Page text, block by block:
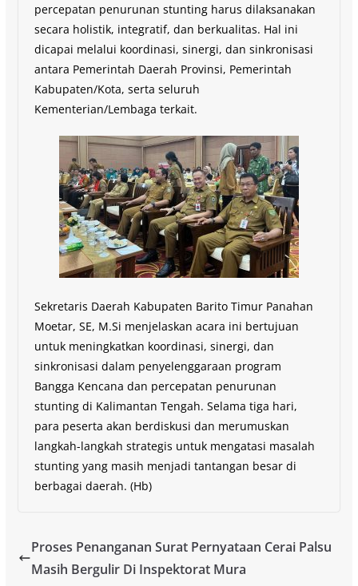
percepatan penurunan stunting harus dilaksanakan
secara holistik, integratif, dan berkualitas. Hal ini
dicapai melalui koordinasi, sinergi, dan sinkronisasi
antara Pemerintah Daerah Provinsi, Pemerintah
Kabupaten/Kota, serta seluruh
Kementerian/Lembaga terkait.
Sekretaris Daerah Kabupaten Barito Timur Panahan
Moetar, SE, M.Si menjelaskan acara ini bertujuan
untuk meningkatkan koordinasi, sinergi, dan
sinkronisasi dalam penyelenggaraan program
Bangga Kencana dan percepatan penurunan
stunting di Kalimantan Tengah. Selama tiga hari,
para peserta akan berdiskusi dan merumuskan
langkah-langkah strategis untuk mengatasi masalah
stunting yang masih menjadi tantangan besar di
berbagai daerah. (Hb)
Proses Penanganan Surat Pernyataan Cerai Palsu
Masih Bergulir Di Inspektorat Mura